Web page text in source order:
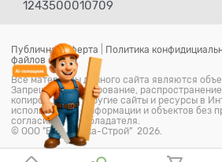
1243500010709
Публичная оферта Политика
файлов cookie
Все материалы данного сайта являются
Запрещается копирование,
копирования на другие сайты и ресурсы в
использование информации и объектов без
согласия правообладателя.
© ООО "Барабашка-Строй" 2026.